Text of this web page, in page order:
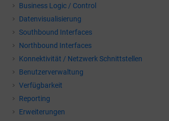
Business Logic / Control
Datenvisualisierung
Southbound Interfaces
Northbound Interfaces
Konnektivität / Netzwerk Schnittstellen
Benutzerverwaltung
Verfügbarkeit
Reporting
Erweiterungen